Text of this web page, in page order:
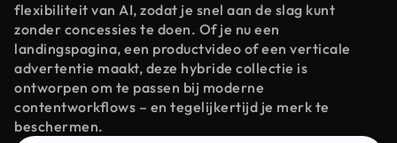
flexibiliteit van AI, zodat je snel aan de slag kunt
zonder concessies te doen. Of je nu een
landingspagina, een productvideo of een verticale
advertentie maakt, deze hybride collectie is
ontworpen om te passen bij moderne
contentworkflows – en tegelijkertijd je merk te
beschermen.